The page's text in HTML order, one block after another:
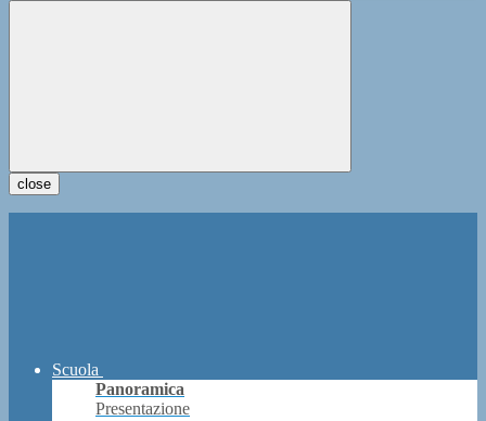
close
Scuola
Panoramica
Presentazione